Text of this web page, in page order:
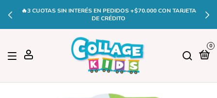
🔥3 CUOTAS SIN INTERÉS EN PEDIDOS +$70.000 CON TARJETA
DE CRÉDITO
0